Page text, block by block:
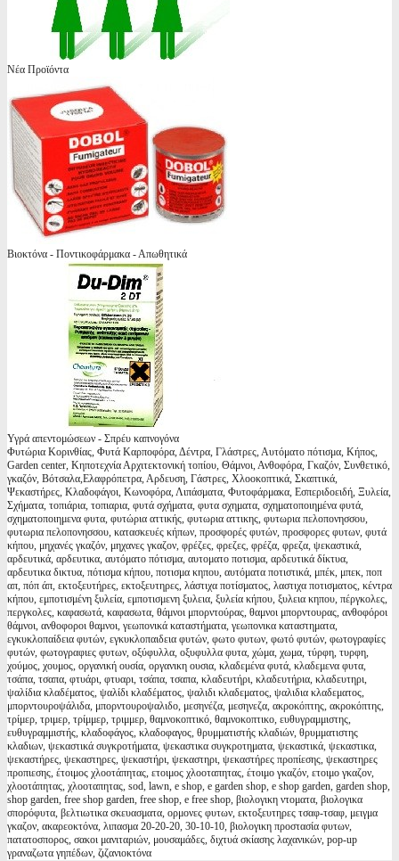
Νέα Προϊόντα
Βιοκτόνα - Ποντικοφάρμακα - Απωθητικά
Υγρά απεντομώσεων - Σπρέυ καπνογόνα
Φυτώρια Κορινθίας, Φυτά Καρποφόρα, Δέντρα, Γλάστρες, Αυτόματο πότισμα, Κήπος,
Garden center, Κηποτεχνία Αρχιτεκτονική τοπίου, Θάμνοι, Ανθοφόρα, Γκαζόν, Συνθετικό,
γκαζόν, Βότσαλα,Ελαφρόπετρα, Αρδευση, Γάστρες, Χλοοκοπτικά, Σκαπτικά,
Ψεκαστήρες, Κλαδοφάγοι, Κωνοφόρα, Λιπάσματα, Φυτοφάρμακα, Εσπεριδοειδή, Ξυλεία,
Σχήματα, τοπιάρια, τοπιαρια, φυτά σχήματα, φυτα σχηματα, σχηματοποιημένα φυτά,
σχηματοποιημενα φυτα, φυτώρια αττικής, φυτωρια αττικης, φυτωρια πελοπονησσου,
φυτωρια πελοπονησσου, κατασκευές κήπων, προσφορές φυτών, προσφορες φυτων, φυτά
κήπου, μηχανές γκαζόν, μηχανες γκαζον, φρέζες, φρεζες, φρέζα, φρεζα, ψεκαστικά,
αρδευτικά, αρδευτικα, αυτόματο πότισμα, αυτοματο ποτισμα, αρδευτικά δίκτυα,
αρδευτικα δικτυα, πότισμα κήπου, ποτισμα κηπου, αυτόματα ποτιστικά, μπέκ, μπεκ, ποπ
απ, πόπ άπ, εκτοξευτήρες, εκτοξευτηρες, λάστιχα ποτίσματος, λαστιχα ποτισματος, κέντρα
κήπου, εμποτισμένη ξυλεία, εμποτισμενη ξυλεια, ξυλεία κήπου, ξυλεια κηπου, πέργκολες,
περγκολες, καφασωτά, καφασωτα, θάμνοι μπορντούρας, θαμνοι μπορντουρας, ανθοφόροι
θάμνοι, ανθοφοροι θαμνοι, γεωπονικά καταστήματα, γεωπονικα καταστηματα,
εγκυκλοπαίδεια φυτών, εγκυκλοπαιδεια φυτών, φωτο φυτων, φωτό φυτών, φωτογραφίες
φυτών, φωτογραφιες φυτων, οξύφυλλα, οξυφυλλα φυτα, χώμα, χωμα, τύρφη, τυρφη,
χούμος, χουμος, οργανική ουσία, οργανικη ουσια, κλαδεμένα φυτά, κλαδεμενα φυτα,
τσάπα, τσαπα, φτυάρι, φτυαρι, τσάπα, τσαπα, κλαδευτήρι, κλαδευτήρια, κλαδευτηρι,
ψαλίδια κλαδέματος, ψαλίδι κλαδέματος, ψαλιδι κλαδεματος, ψαλιδια κλαδεματος,
μπορντουροψάλιδα, μπορντουροψαλιδο, μεσηνέζα, μεσηνεζα, ακροκόπτης, ακροκόπτης,
τρίμερ, τριμερ, τρίμμερ, τριμμερ, θαμνοκοπτικό, θαμνοκοπτικο, ευθυγραμμιστης,
ευθυγραμμιστής, κλαδοφάγος, κλαδοφαγος, θρυμματιστής κλαδιών, θρυμματιστης
κλαδιων, ψεκαστικά συγκροτήματα, ψεκαστικα συγκροτηματα, ψεκαστικά, ψεκαστικα,
ψεκαστήρες, ψεκαστηρες, ψεκαστήρι, ψεκαστηρι, ψεκαστήρες προπίεσης, ψεκαστηρες
προπιεσης, έτοιμος χλοοτάπητας, ετοιμος χλοοταπητας, έτοιμο γκαζόν, ετοιμο γκαζον,
χλοοτάπητας, χλοοταπητας, sod, lawn, e shop, e garden shop, e shop garden, garden shop,
shop garden, free shop garden, free shop, e free shop, βιολογικη ντοματα, βιολογικα
σπορόφυτα, βελτιωτικα σκευασματα, ορμονες φυτων, εκτοξευτηρες τσαφ-τσαφ, μειγμα
γκαζον, ακαρεοκτόνα, λιπασμα 20-20-20, 30-10-10, βιολογικη προστασία φυτων,
πατατοσπορος, σακοι μανιταριών, μουσαμάδες, διχτυά σκίασης λαχανικών, pop-up
γραναζωτα γηπέδων, ζιζανιοκτόνα